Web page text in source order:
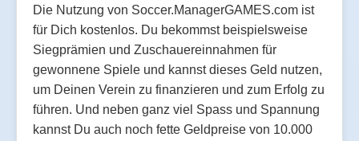
Die Nutzung von Soccer.ManagerGAMES.com ist
für Dich kostenlos. Du bekommst beispielsweise
Siegprämien und Zuschauereinnahmen für
gewonnene Spiele und kannst dieses Geld nutzen,
um Deinen Verein zu finanzieren und zum Erfolg zu
führen. Und neben ganz viel Spass und Spannung
kannst Du auch noch fette Geldpreise von 10.000